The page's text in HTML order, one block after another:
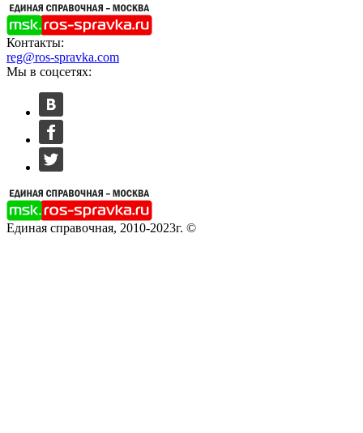
Контакты:
reg@ros-spravka.com
Мы в соцсетях:
Единая справочная, 2010-2023г. ©